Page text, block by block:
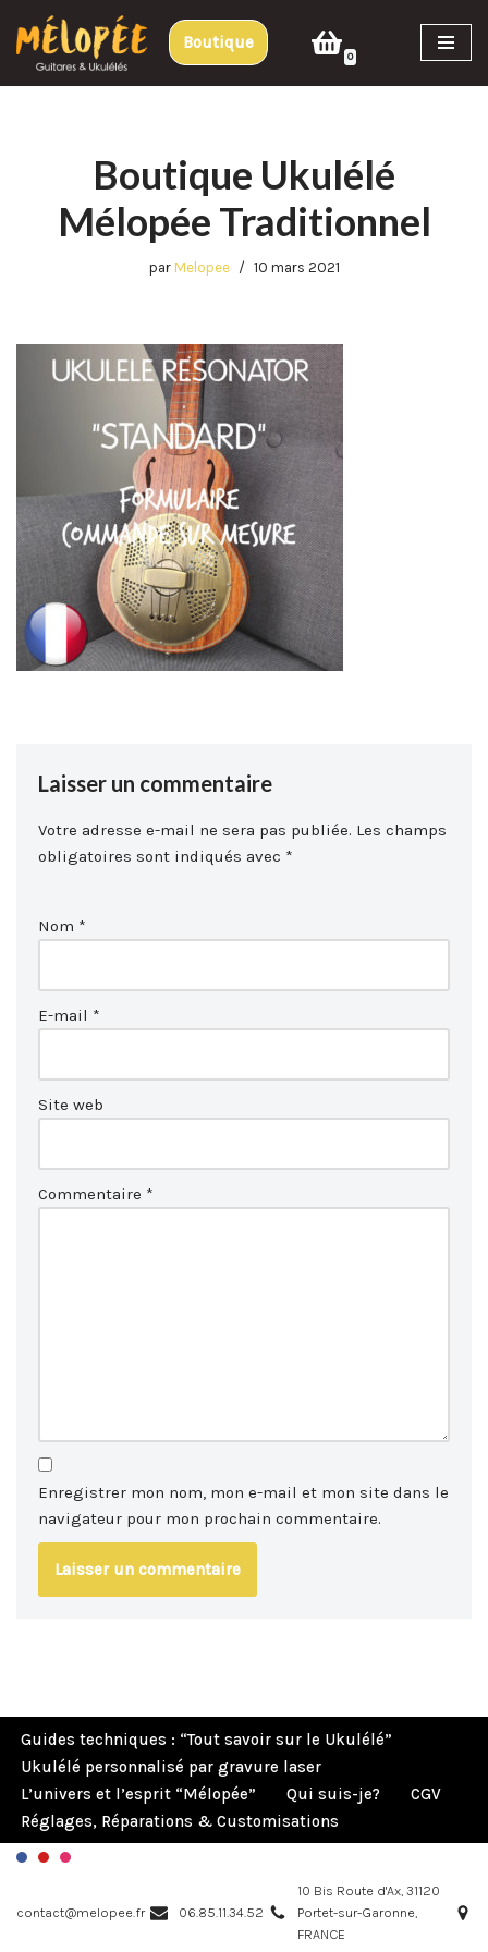
Aller
au
Boutique
0
Boutique Ukulélé
Mélopée Traditionnel
par Melopee 10 mars 2021
Laisser un commentaire
Votre adresse e-mail ne sera pas publiée. Les champs
obligatoires sont indiqués avec *
Nom *
E-mail *
Site web
Commentaire *
Enregistrer mon nom, mon e-mail et mon site dans le
navigateur pour mon prochain commentaire.
Guides techniques : “Tout savoir sur le Ukulélé”
Ukulélé personnalisé par gravure laser
L’univers et l’esprit “Mélopée”
Qui suis-je?
CGV
Réglages, Réparations & Customisations
contact@melopee.fr 06.85.11.34.52
10 Bis Route d'Ax, 31120
Portet-sur-Garonne,
FRANCE